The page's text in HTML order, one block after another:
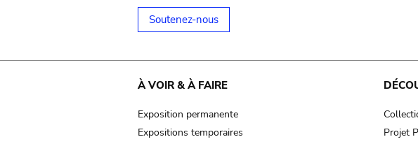
Soutenez-nous
À VOIR & À FAIRE
Exposition permanente
Expositions temporaires
Projet